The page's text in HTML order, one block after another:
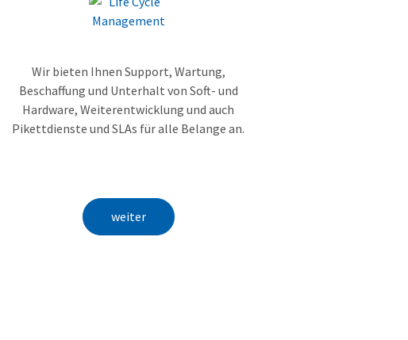
Wir bieten Ihnen Support, Wartung,
Beschaffung und Unterhalt von Soft- und
Hardware, Weiterentwicklung und auch
Pikettdienste und SLAs für alle Belange an.
weiter